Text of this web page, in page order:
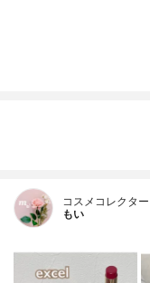
コスメコレクター
もい